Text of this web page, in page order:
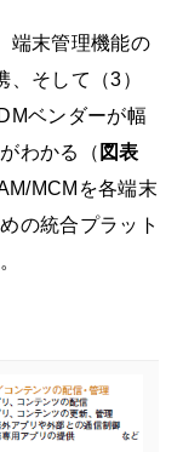
端末管理機能の
そして（3）
ベンダーが幅
わかる（ 図表
MCMを各端末
の統合プラット